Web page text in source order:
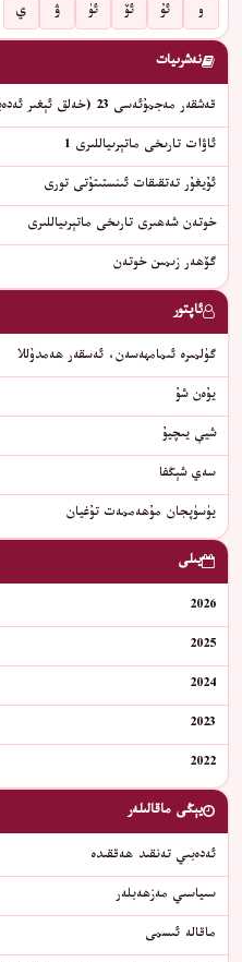
و
ئۇ ئۆ ئۈ ۋ ي
نەشرىيات
قەشقەر مەجمۇئەسى 23 (خەلق ئېغىر ئەدەبىي…
ئاۋات تارىخى ماتېرىياللىرى 1
ئۇيغۇر تەتقىقات ئىنستىتۇتى تورى
خوتەن شەھىرى تارىخى ماتېرىياللىرى
گۆھەر زىمىن خوتەن
ئاپتور
گۈلمىرە ئىمامھەسەن، ئەسقەر ھەمدۇللا
يۇەن شۇ
شيې يىچيۇ
سەي شېڭفا
يۈسۈپجان مۇھەممەت تۇغيان
يىلى
2026
2025
2024
2023
2022
يېڭى ماقالىلەر
ئەدەبىي تەنقىد ھەققىدە
سىياسىي مەزھەبلەر
ماقالە ئىسمى